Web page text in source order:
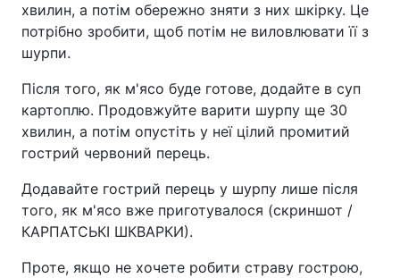
хвилин, а потім обережно зняти з них шкірку. Це
потрібно зробити, щоб потім не виловлювати її з
шурпи.
Після того, як м'ясо буде готове, додайте в суп
картоплю. Продовжуйте варити шурпу ще 30
хвилин, а потім опустіть у неї цілий промитий
гострий червоний перець.
Додавайте гострий перець у шурпу лише після
того, як м'ясо вже приготувалося (скриншот /
КАРПАТСЬКІ ШКВАРКИ).
Проте, якщо не хочете робити страву гострою,